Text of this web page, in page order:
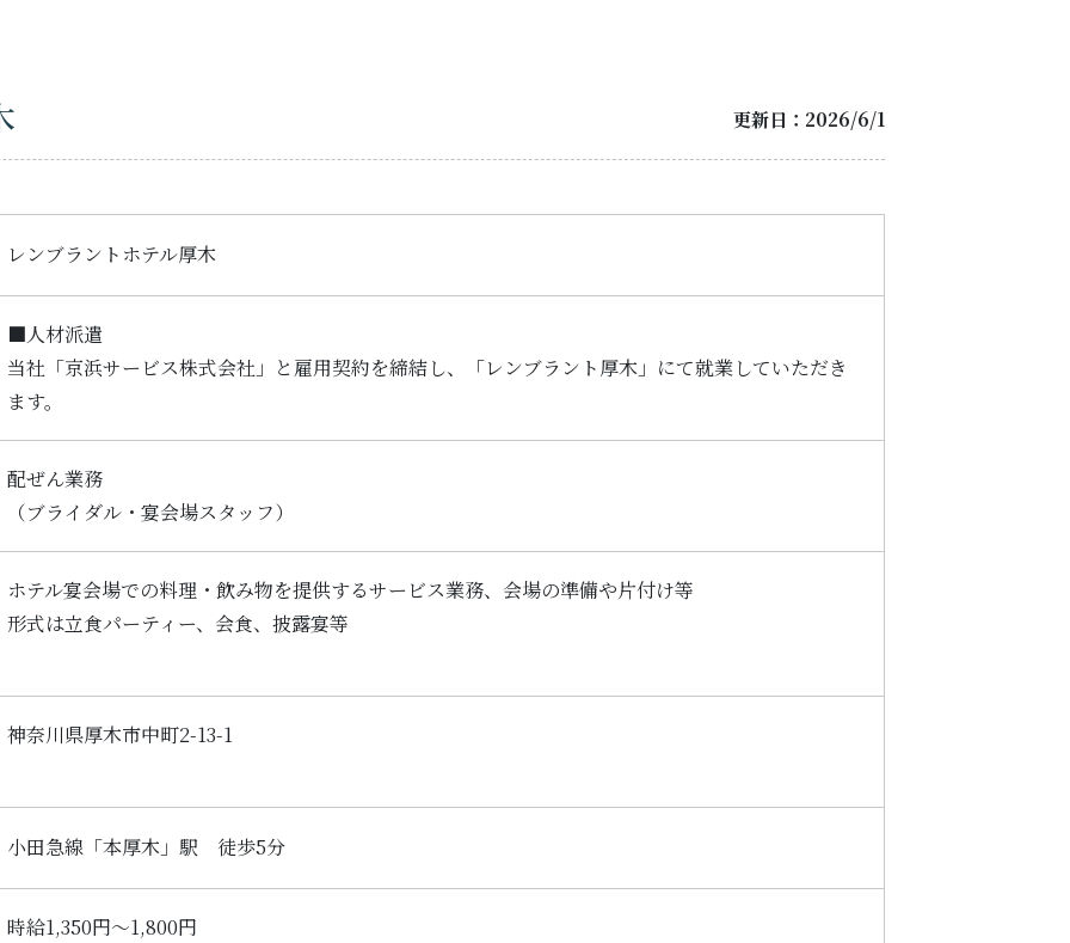
更新日：2026/6/1
レンブラントホテル厚木
■人材派遣
当社「京浜サービス株式会社」と雇用契約を締結し、「レンブラント厚木」にて就業していただき
ます。
配ぜん業務
（ブライダル・宴会場スタッフ）
ホテル宴会場での料理・飲み物を提供するサービス業務、会場の準備や片付け等
形式は立食パーティー、会食、披露宴等
神奈川県厚木市中町2-13-1
小田急線「本厚木」駅 徒歩5分
時給1,350円～1,800円